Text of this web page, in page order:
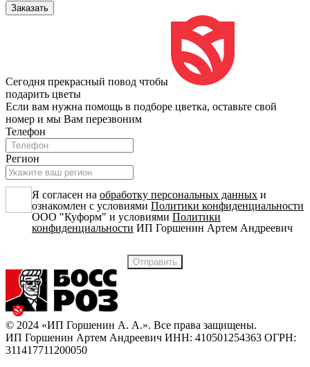
Заказать
Сегодня прекрасный повод чтобы
подарить цветы
Если вам нужна помощь в подборе цветка, оставьте свой
номер и мы Вам перезвоним
Телефон
Регион
Я согласен на обработку персональных данных и
ознакомлен с условиями Политики конфиденциальности
ООО "Куформ" и условиями Политики
конфиденциальности ИП Горшенин Артем Андреевич
© 2024 «ИП Горшенин А. А.». Все права защищены.
ИП Горшенин Артем Андреевич ИНН: 410501254363 ОГРН:
311417711200050